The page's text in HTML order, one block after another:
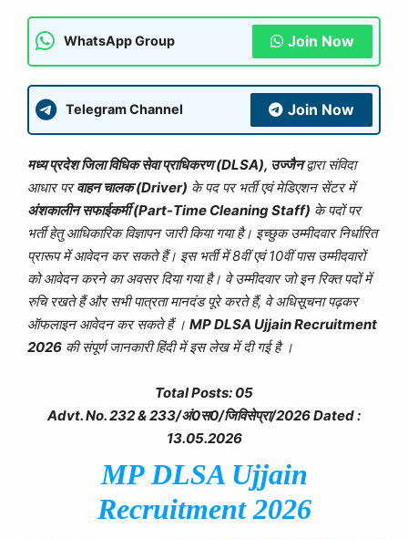
WhatsApp Group Join Now
Telegram Channel Join Now
मध्य प्रदेश जिला विधिक सेवा प्राधिकरण (DLSA), उज्जैनद्वारा संविदा
आधार परवाहन चालक (Driver) के पद पर भर्ती एवं मेडिएशन सेंटर में
अंशकालीन सफाईकर्मी (Part-Time Cleaning Staff) के पदों पर
भर्ती हेतु आधिकारिक विज्ञापन जारी किया गया है। इच्छुक उम्मीदवार निर्धारित
प्रारूप में आवेदन कर सकते हैं। इस भर्ती में 8वीं एवं 10वीं पास उम्मीदवारों
को आवेदन करने का अवसर दिया गया है। वे उम्मीदवार जो इन रिक्त पदों में
रुचि रखते हैं और सभी पात्रता मानदंड पूरे करते हैं, वे अधिसूचना पढ़कर
ऑफलाइनआवेदन कर सकते हैं । MP DLSA Ujjain Recruitment
2026 की संपूर्ण जानकारी हिंदी में इस लेख में दी गई है ।
Total Posts: 05
Advt. No. 232 &233/अं0स0/जिविसेप्रा/2026Dated :
13.05.2026
MP DLSA Ujjain
Recruitment 2026